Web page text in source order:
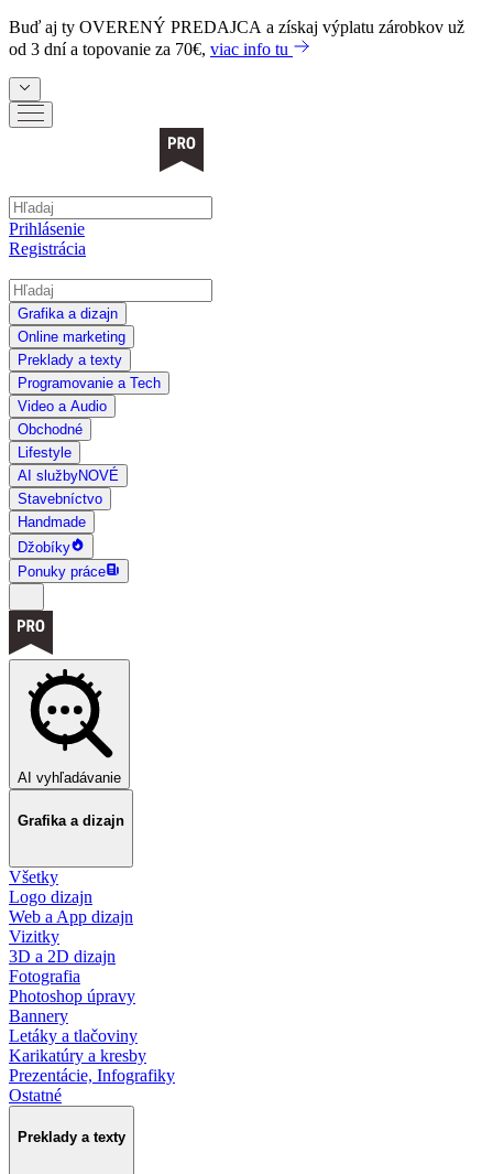
Buď aj ty OVERENÝ PREDAJCA a získaj výplatu zárobkov už
od 3 dní a topovanie za 70€, viac info tu
Prihlásenie
Registrácia
Grafika a dizajn
Online marketing
Preklady a texty
Programovanie a Tech
Video a Audio
Obchodné
Lifestyle
AI službyNOVÉ
Stavebníctvo
Handmade
Džobíky
Ponuky práce
AI vyhľadávanie
Grafika a dizajn
Všetky
Logo dizajn
Web a App dizajn
Vizitky
3D a 2D dizajn
Fotografia
Photoshop úpravy
Bannery
Letáky a tlačoviny
Karikatúry a kresby
Prezentácie, Infografiky
Ostatné
Preklady a texty